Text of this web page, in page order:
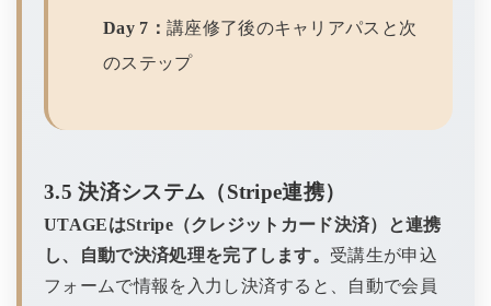
Day 7： 講座修了後のキャリアパスと次
のステップ
3.5 決済システム（Stripe連携）
UTAGEはStripe（クレジットカード決済）と連携
し、自動で決済処理を完了します。 受講生が申込
フォームで情報を入力し決済すると、自動で会員